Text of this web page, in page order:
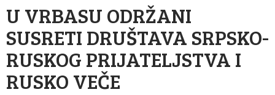
U VRBASU ODRŽANI
SUSRETI DRUŠTAVA SRPSKO-
RUSKOG PRIJATELJSTVA I
RUSKO VEČE